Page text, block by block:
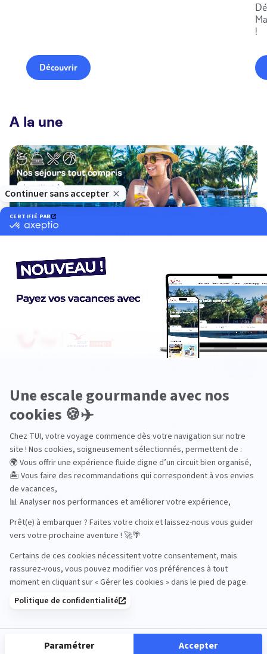
Découvrir
!
A la une
Pourquoi choisir TUI ?
Des hôtels choisis
Service client à votre
écoute
service
Les avis de nos voyageurs
MARTIN Aline
Un bel accueil, une très bonne écoute, une
attentes